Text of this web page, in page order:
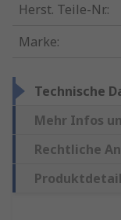
Herst. Teile-Nr.:
Marke:
Technische
Mehr Infos
Rechtliche